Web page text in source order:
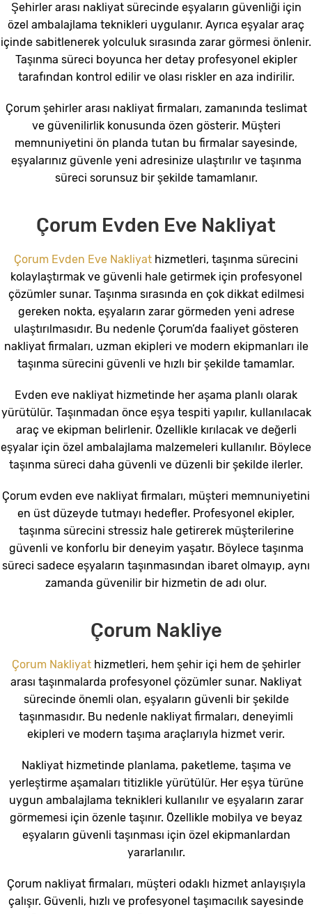
Şehirler arası nakliyat sürecinde eşyaların güvenliği için
özel ambalajlama teknikleri uygulanır. Ayrıca eşyalar araç
içinde sabitlenerek yolculuk sırasında zarar görmesi önlenir.
Taşınma süreci boyunca her detay profesyonel ekipler
tarafından kontrol edilir ve olası riskler en aza indirilir.
Çorum şehirler arası nakliyat firmaları, zamanında teslimat
ve güvenilirlik konusunda özen gösterir. Müşteri
memnuniyetini ön planda tutan bu firmalar sayesinde,
eşyalarınız güvenle yeni adresinize ulaştırılır ve taşınma
süreci sorunsuz bir şekilde tamamlanır.
Çorum Evden Eve Nakliyat
Çorum Evden Eve Nakliyat hizmetleri, taşınma sürecini
kolaylaştırmak ve güvenli hale getirmek için profesyonel
çözümler sunar. Taşınma sırasında en çok dikkat edilmesi
gereken nokta, eşyaların zarar görmeden yeni adrese
ulaştırılmasıdır. Bu nedenle Çorum’da faaliyet gösteren
nakliyat firmaları, uzman ekipleri ve modern ekipmanları ile
taşınma sürecini güvenli ve hızlı bir şekilde tamamlar.
Evden eve nakliyat hizmetinde her aşama planlı olarak
yürütülür. Taşınmadan önce eşya tespiti yapılır, kullanılacak
araç ve ekipman belirlenir. Özellikle kırılacak ve değerli
eşyalar için özel ambalajlama malzemeleri kullanılır. Böylece
taşınma süreci daha güvenli ve düzenli bir şekilde ilerler.
Çorum evden eve nakliyat firmaları, müşteri memnuniyetini
en üst düzeyde tutmayı hedefler. Profesyonel ekipler,
taşınma sürecini stressiz hale getirerek müşterilerine
güvenli ve konforlu bir deneyim yaşatır. Böylece taşınma
süreci sadece eşyaların taşınmasından ibaret olmayıp, aynı
zamanda güvenilir bir hizmetin de adı olur.
Çorum Nakliye
Çorum Nakliyat hizmetleri, hem şehir içi hem de şehirler
arası taşınmalarda profesyonel çözümler sunar. Nakliyat
sürecinde önemli olan, eşyaların güvenli bir şekilde
taşınmasıdır. Bu nedenle nakliyat firmaları, deneyimli
ekipleri ve modern taşıma araçlarıyla hizmet verir.
Nakliyat hizmetinde planlama, paketleme, taşıma ve
yerleştirme aşamaları titizlikle yürütülür. Her eşya türüne
uygun ambalajlama teknikleri kullanılır ve eşyaların zarar
görmemesi için özenle taşınır. Özellikle mobilya ve beyaz
eşyaların güvenli taşınması için özel ekipmanlardan
yararlanılır.
Çorum nakliyat firmaları, müşteri odaklı hizmet anlayışıyla
çalışır. Güvenli, hızlı ve profesyonel taşımacılık sayesinde